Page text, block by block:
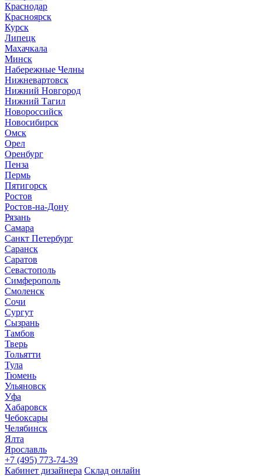
Краснодар
Красноярск
Курск
Липецк
Махачкала
Минск
Набережные Челны
Нижневартовск
Нижний Новгород
Нижний Тагил
Новороссийск
Новосибирск
Омск
Орел
Оренбург
Пенза
Пермь
Пятигорск
Ростов
Ростов-на-Дону
Рязань
Самара
Санкт Петербург
Саранск
Саратов
Севастополь
Симферополь
Смоленск
Сочи
Сургут
Сызрань
Тамбов
Тверь
Тольятти
Тула
Тюмень
Ульяновск
Уфа
Хабаровск
Чебоксары
Челябинск
Ялта
Ярославль
+7 (495) 773-74-39
Кабинет дизайнера Склад онлайн